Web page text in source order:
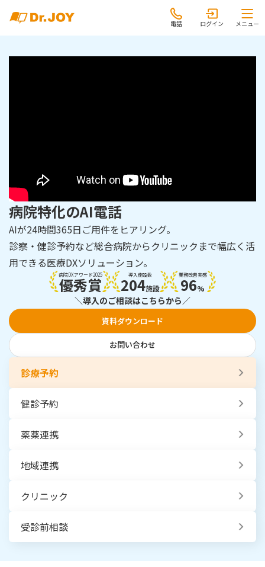
電話 ログイン メニュー
病院特化のAI電話
AIが24時間365日ご用件をヒアリング。
診察・健診予約など総合病院からクリニックまで幅広く活
用できる医療DXソリューション。
病院DXアワード2025
優秀賞 導入施設数
204施設
業務改善実感
96%
＼導入のご相談はこちらから／
資料ダウンロード
お問い合わせ
診療予約
健診予約
薬薬連携
地域連携
クリニック
受診前相談